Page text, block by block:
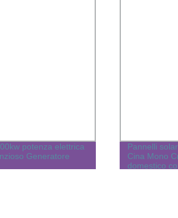
potenza elettrica
Generatore
Pannelli
Cina Mono
domestico